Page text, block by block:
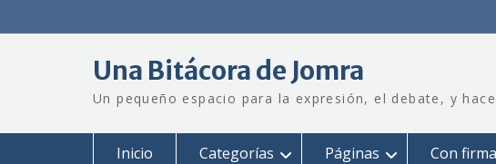
Una Bitácora de Jomra
Un pequeño espacio para la expresión, el debate, y
Inicio Categorías Páginas Con firma